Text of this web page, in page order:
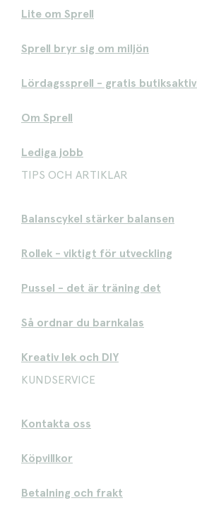
Lite om Sprell
Sprell bryr sig om miljön
Lördagssprell - gratis
Om Sprell
Lediga jobb
TIPS OCH ARTIKLAR
Balanscykel stärker balansen
Rollek - viktigt för utveckling
Pussel - det är träning det
Så ordnar du barnkalas
Kreativ lek och DIY
KUNDSERVICE
Kontakta oss
Köpvillkor
Betalning och frakt